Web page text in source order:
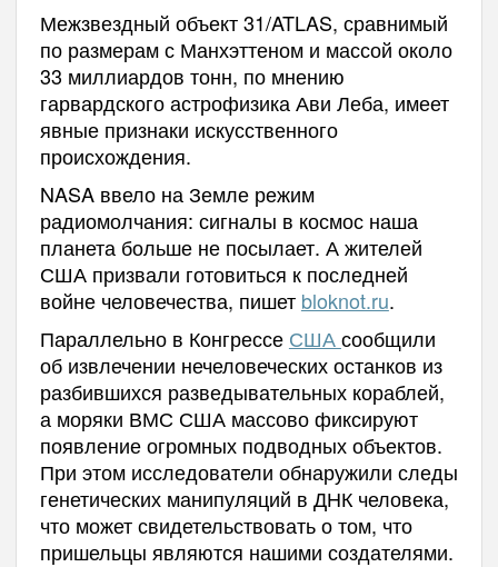
Межзвездный объект 31/ATLAS, сравнимый
по размерам с Манхэттеном и массой около
33 миллиардов тонн, по мнению
гарвардского астрофизика Ави Леба, имеет
явные признаки искусственного
происхождения.
NASA ввело на Земле режим
радиомолчания: сигналы в космос наша
планета больше не посылает. А жителей
США призвали готовиться к последней
войне человечества, пишет bloknot.ru.
Параллельно в Конгрессе СШАсообщили
об извлечении нечеловеческих останков из
разбившихся разведывательных кораблей,
а моряки ВМС США массово фиксируют
появление огромных подводных объектов.
При этом исследователи обнаружили следы
генетических манипуляций в ДНК человека,
что может свидетельствовать о том, что
пришельцы являются нашими создателями.